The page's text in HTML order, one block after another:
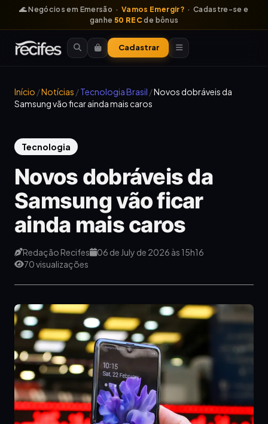
🌊 Negócios em Emersão · Vamos Emergir? · Cadastre-se e
ganhe50 RECde bônus
Cadastrar
Início /Notícias /Tecnologia Brasil /Novos dobráveis da
Samsung vão ficar ainda mais caros
Tecnologia
Novos dobráveis da
Samsung vão ficar
ainda mais caros
Redação Recifes
06 de July de 2026 às 15h16
70 visualizações